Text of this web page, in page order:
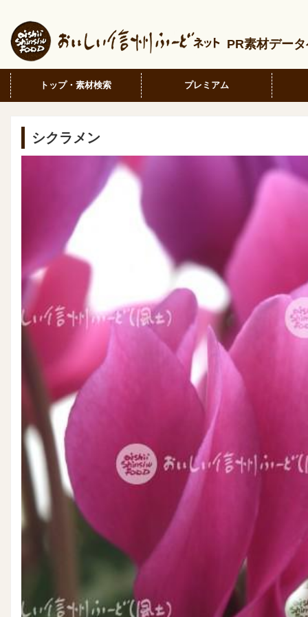
PR素材デー
トップ・素材検索 プレミアム
シクラメン